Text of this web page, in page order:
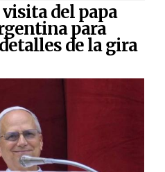
del papa
para
de la gira